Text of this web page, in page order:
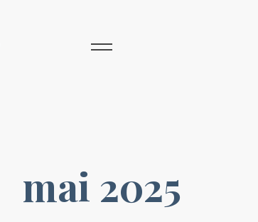
mai 2025